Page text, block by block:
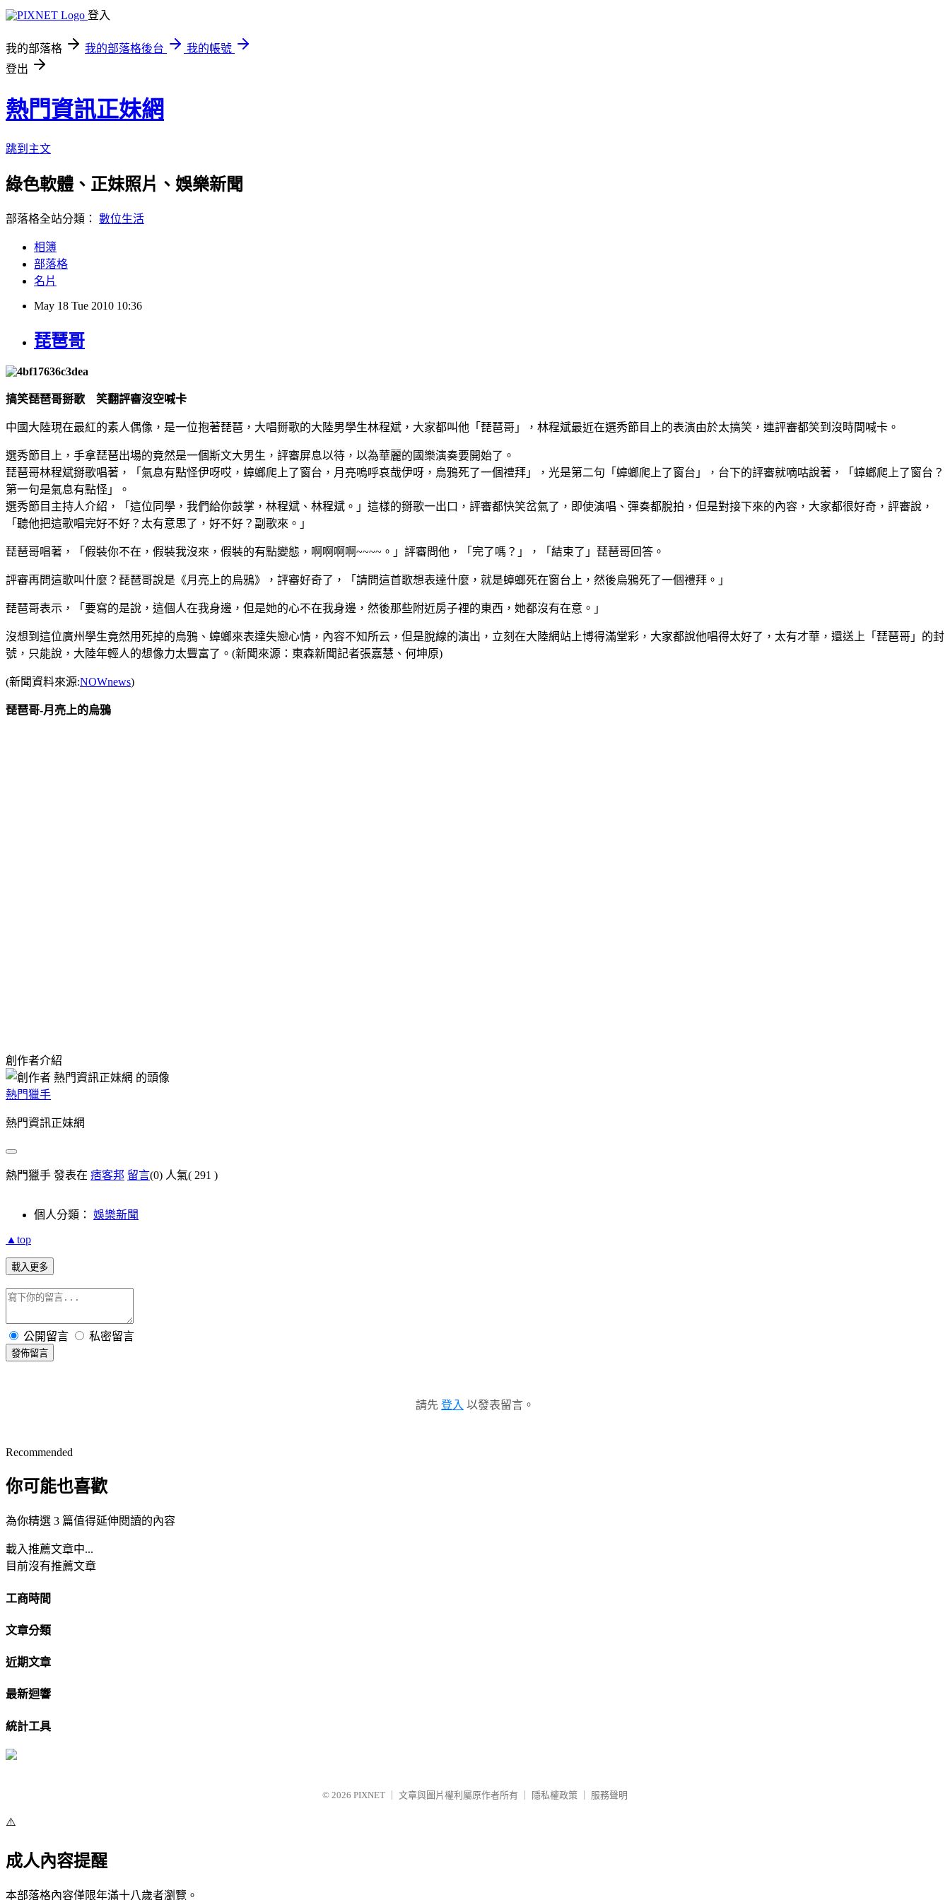
登入
我的部落格 我的部落格後台
我的帳號
登出
熱門資訊正妹網
跳到主文
綠色軟體、正妹照片、娛樂新聞
部落格全站分類： 數位生活
相簿
部落格
名片
May 18 Tue 2010 10:36
琵琶哥
搞笑琵琶哥掰歌 笑翻評審沒空喊卡
中國大陸現在最紅的素人偶像，是一位抱著琵琶，大唱掰歌的大陸男學生林程斌，大家都叫他「琵琶哥」，林程斌最近在選秀節目上的表演由於太搞笑，連評審都笑到沒時間喊卡。
選秀節目上，手拿琵琶出場的竟然是一個斯文大男生，評審屏息以待，以為華麗的國樂演奏要開始了。
琵琶哥林程斌掰歌唱著，「氣息有點怪伊呀哎，蟑螂爬上了窗台，月亮嗚呼哀哉伊呀，烏鴉死了一個禮拜」，光是第二句「蟑螂爬上了窗台」，台下的評審就嘀咕說著，「蟑螂爬上了窗台？
第一句是氣息有點怪」。
選秀節目主持人介紹，「這位同學，我們給你鼓掌，林程斌、林程斌。」這樣的掰歌一出口，評審都快笑岔氣了，即使演唱、彈奏都脫拍，但是對接下來的內容，大家都很好奇，評審說，
「聽他把這歌唱完好不好？太有意思了，好不好？副歌來。」
琵琶哥唱著，「假裝你不在，假裝我沒來，假裝的有點變態，啊啊啊啊~~~~。」評審問他，「完了嗎？」，「結束了」琵琶哥回答。
評審再問這歌叫什麼？琵琶哥說是《月亮上的烏鴉》，評審好奇了，「請問這首歌想表達什麼，就是蟑螂死在窗台上，然後烏鴉死了一個禮拜。」
琵琶哥表示，「要寫的是說，這個人在我身邊，但是她的心不在我身邊，然後那些附近房子裡的東西，她都沒有在意。」
沒想到這位廣州學生竟然用死掉的烏鴉、蟑螂來表達失戀心情，內容不知所云，但是脫線的演出，立刻在大陸網站上博得滿堂彩，大家都說他唱得太好了，太有才華，還送上「琵琶哥」的封
號，只能說，大陸年輕人的想像力太豐富了。(新聞來源：東森新聞記者張嘉慧、何坤原)
(新聞資料來源:NOWnews)
琵琶哥-月亮上的烏鴉
創作者介紹
熱門獵手
熱門資訊正妹網
熱門獵手 發表在 痞客邦 留言(0) 人氣( 291 )
個人分類： 娛樂新聞
▲top
載入更多
公開留言 私密留言
發佈留言
請先 登入 以發表留言。
Recommended
你可能也喜歡
為你精選 3 篇值得延伸閱讀的內容
載入推薦文章中...
目前沒有推薦文章
工商時間
文章分類
近期文章
最新迴響
統計工具
© 2026 PIXNET 文章與圖片權利屬原作者所有 隱私權政策 服務聲明
⚠️
成人內容提醒
本部落格內容僅限年滿十八歲者瀏覽。